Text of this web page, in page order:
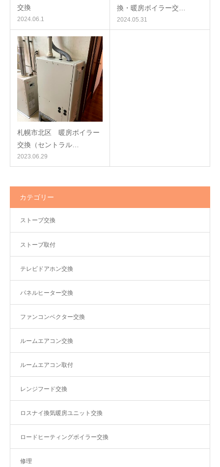
交換
2024.06.1
換・暖房ボイラー交…
2024.05.31
札幌市北区 暖房ボイラー
交換（セントラル…
2023.06.29
カテゴリー
ストーブ交換
ストーブ取付
テレビドアホン交換
パネルヒーター交換
ファンコンベクター交換
ルームエアコン交換
ルームエアコン取付
レンジフード交換
ロスナイ換気暖房ユニット交換
ロードヒーティングボイラー交換
修理